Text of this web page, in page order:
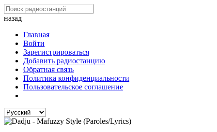
назад
Главная
Войти
Зарегистрироваться
Добавить радиостанцию
Обратная связь
Политика конфиденциальности
Пользовательское соглашение